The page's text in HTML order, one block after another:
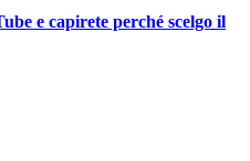
e capirete perché scelgo il